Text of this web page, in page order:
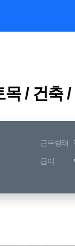
/ 건축
근무형태
급여